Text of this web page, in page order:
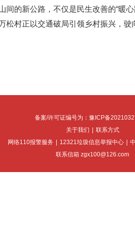
的新公路，不仅是民生改善的“暖心
松村正以交通破局引领乡村振兴，
备案/许可证编号为：豫ICP备
关于我们 | 联系方式
网络110报警服务 | 12321垃圾信息举报中心 |
联系信箱 zgx100@126.com